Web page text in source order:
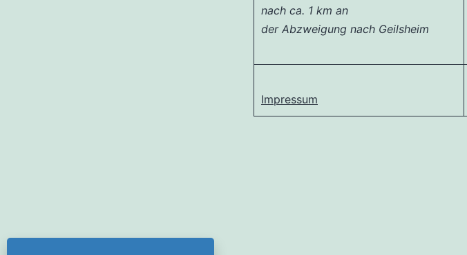
nach ca. 1 km an
der Abzweigung nach Geilsheim
Impressum